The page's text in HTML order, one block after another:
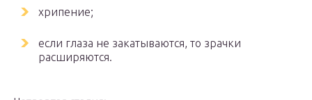
хрипение;
если глаза не закатываются, то зрачки
расширяются.